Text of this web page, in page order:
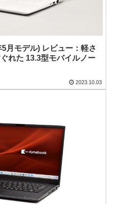
月モデル) レビュー：軽さ
れた 13.3型モバイルノー
2023.10.03